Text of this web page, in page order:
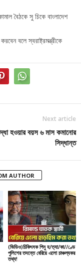
বৈঠকে সু চিকে বাংলাদেশ
বলে স্বরাষ্ট্রমন্ত্রীকে
Next article
হওয়ার বয়স ৬ মাস কমানোর
সিদ্ধান্ত
AUTHOR
(ভিডিও)চিকিৎসক পিনু হ/ত্যা/কা//ণ্ডে
পুলিশের তদন্তে বেরিয়ে এলো চাঞ্চল্যকর
তথ্য!